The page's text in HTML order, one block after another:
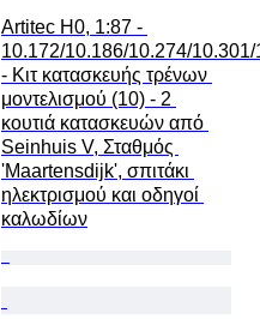
Artitec H0, 1:87 -
10.172/10.186/10.274/
- Κιτ κατασκευής τρένων
μοντελισμού (10) - 2
κουτιά κατασκευών από
Seinhuis V, Σταθμός
'Maartensdijk', σπιτάκι
ηλεκτρισμού και οδηγοί
καλωδίων